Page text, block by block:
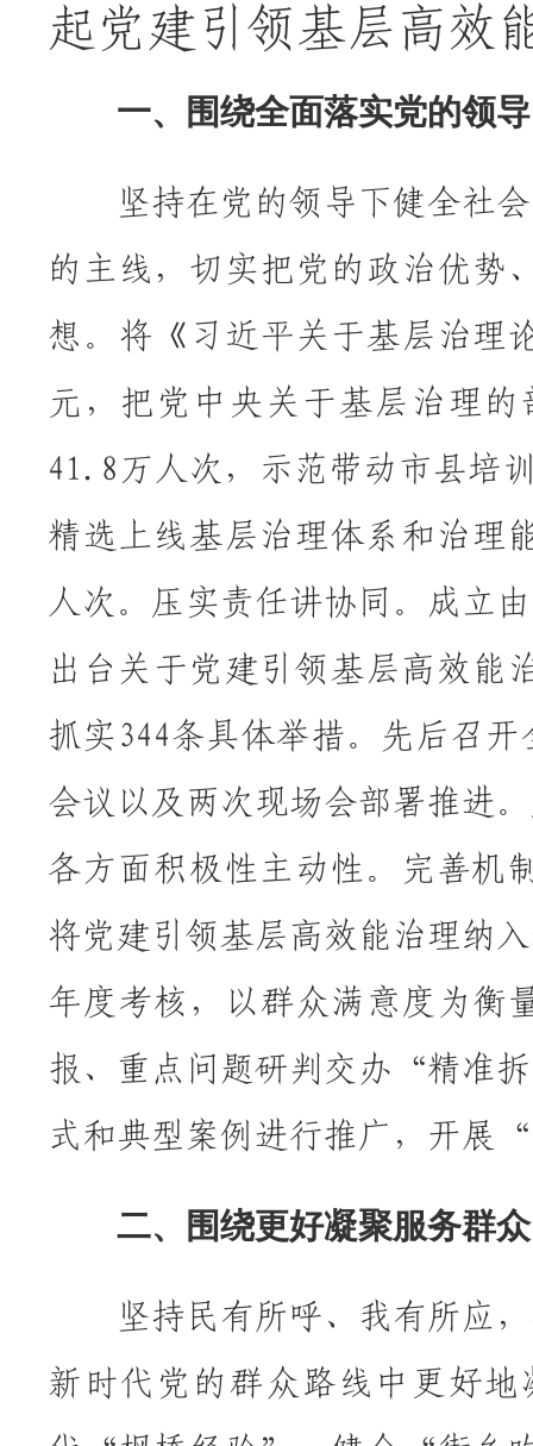
起党建引领基层高效
一、围绕全面落实党的领
坚持在党的领导下健全社会
的主线，切实把党的政治优势
想。将《习近平关于基层治理
元，把党中央关于基层治理
41.8万人次，示范带动市县培
精选上线基层治理体系和治理
人次。压实责任讲协同。成立
出台关于党建引领基层高效能
抓实344条具体举措。先后召
会议以及两次现场会部署推进
各方面积极性主动性。完善机
将党建引领基层高效能治理纳
年度考核，以群众满意度为衡
报、重点问题研判交办“精准
式和典型案例进行推广，开展
二、围绕更好凝聚服务群
坚持民有所呼、我有所应，
新时代党的群众路线中更好